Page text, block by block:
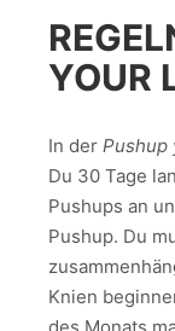
YOUR
In der Pushup
Du 30 Tage
Pushups an
Pushup. Du
Knien